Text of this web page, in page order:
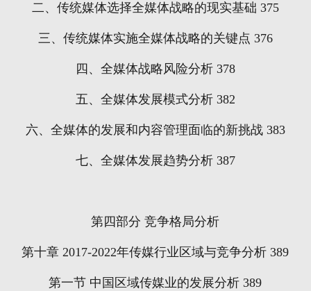
二、传统媒体选择全媒体战略的现实基础 375
三、传统媒体实施全媒体战略的关键点 376
四、全媒体战略风险分析378
五、全媒体发展模式分析382
六、全媒体的发展和内容管理面临的新挑战383
七、全媒体发展趋势分析387
第四部分 竞争格局分析
第十章 2017-2022年传媒行业区域与竞争分析 389
第一节 中国区域传媒业的发展分析 389